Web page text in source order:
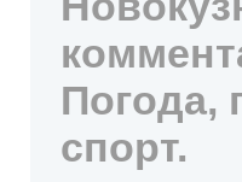
Погода,
спорт.